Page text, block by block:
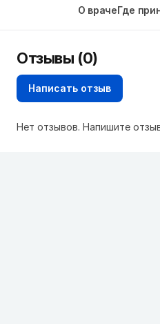
О врачеГде
Отзывы (0)
Написать отзыв
Нет отзывов. Напишите